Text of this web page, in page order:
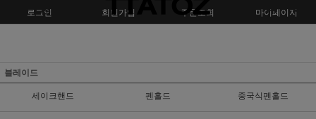
로그인 회원가입 주문조회 마이페이지
블레이드
세이크핸드 펜홀드 중국식펜홀드